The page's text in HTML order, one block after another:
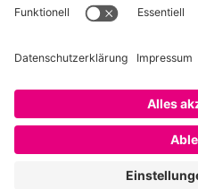
Über SAATKORN
SAATKORN ist der Blog von
er über die Themen